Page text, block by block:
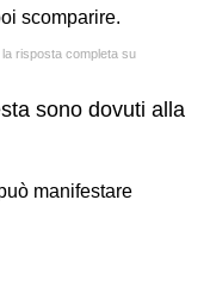
scomparire.
risposta completa su
sono dovuti alla
manifestare